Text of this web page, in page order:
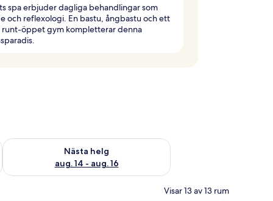
spa erbjuder dagliga behandlingar som
och reflexologi. En bastu, ångbastu och ett
öppet gym kompletterar denna
aug. 7 - aug. 9
Nästa helg
aug. 14 - aug. 16
Kontrollera tillgängligheten för nästa helg aug. 14 - aug. 16
Visar 13 av 13 rum